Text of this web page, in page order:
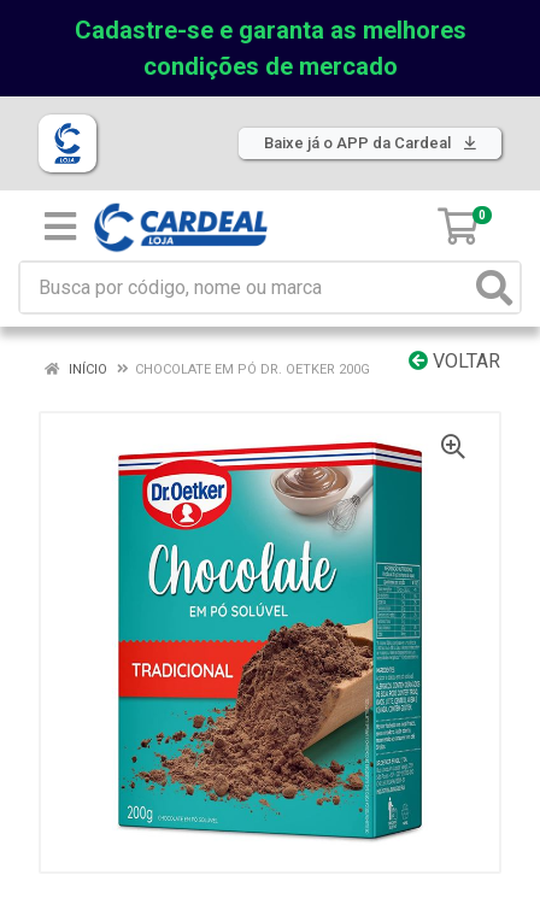
Cadastre-se e garanta as melhores
condições de mercado
Baixe já o APP da Cardeal
0
VOLTAR
INÍCIO CHOCOLATE EM PÓ DR. OETKER 200G